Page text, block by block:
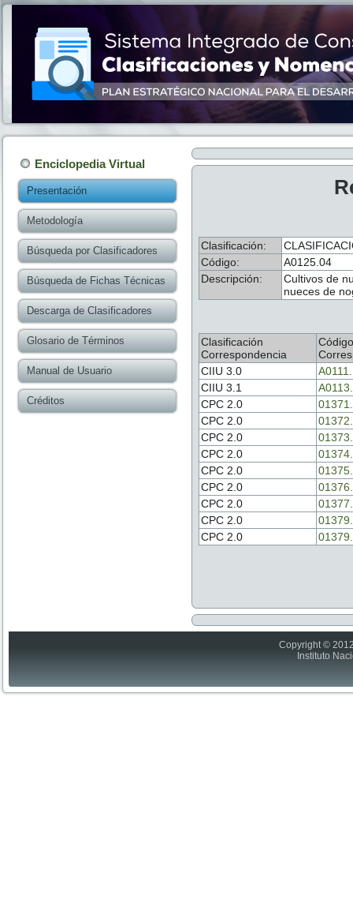
Enciclopedia Virtual
Presentación
Metodología
Búsqueda por Clasificadores
Búsqueda de Fichas Técnicas
Descarga de Clasificadores
Glosario de Términos
Manual de Usuario
Créditos
Clasificación:
Código:
A0125.04
Descripción:
Cultivos de
nueces de
Clasificación
Correspondencia
Código
CIIU 3.0
CIIU 3.1
CPC 2.0
CPC 2.0
CPC 2.0
CPC 2.0
CPC 2.0
CPC 2.0
CPC 2.0
CPC 2.0
CPC 2.0
Copyright ©
Instituto